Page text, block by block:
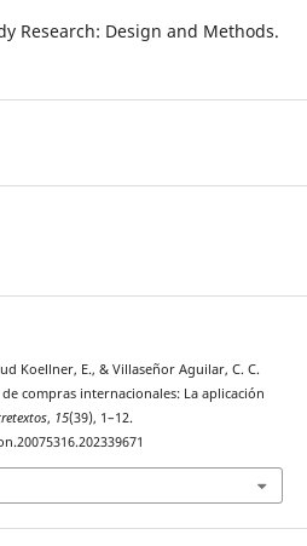
Research: Design and Methods.
Koellner, E., & Villaseñor Aguilar, C. C.
compras internacionales: La aplicación
, 15(39), 1–12.